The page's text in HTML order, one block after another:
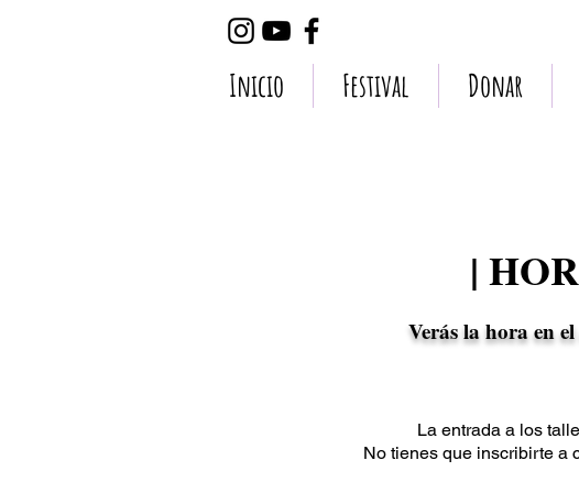
Inicio Festival Donar
|
Verás la hora en
La entrada a los
No tienes que inscribirte a